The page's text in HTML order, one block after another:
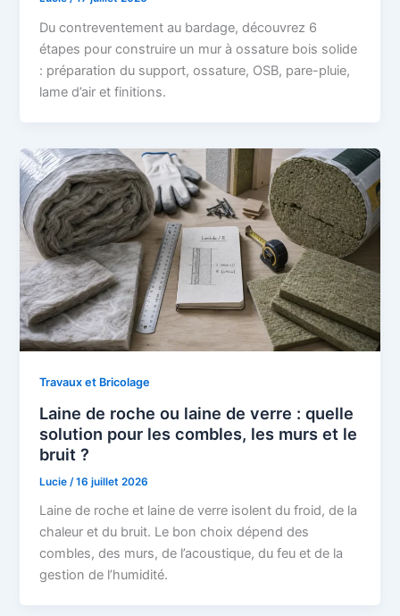
Du contreventement au bardage, découvrez 6
étapes pour construire un mur à ossature bois solide
: préparation du support, ossature, OSB, pare-pluie,
lame d’air et finitions.
Travaux et Bricolage
Laine de roche ou laine de verre : quelle
solution pour les combles, les murs et le
bruit ?
Lucie /16 juillet 2026
Laine de roche et laine de verre isolent du froid, de la
chaleur et du bruit. Le bon choix dépend des
combles, des murs, de l’acoustique, du feu et de la
gestion de l’humidité.